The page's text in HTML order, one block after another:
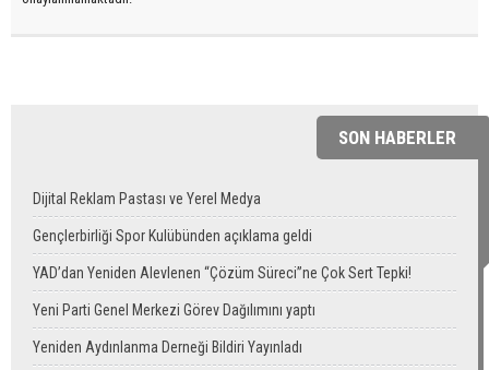
SON HABERLER
Dijital Reklam Pastası ve Yerel Medya
Gençlerbirliği Spor Kulübünden açıklama geldi
YAD’dan Yeniden Alevlenen “Çözüm Süreci”ne Çok Sert Tepki!
Yeni Parti Genel Merkezi Görev Dağılımını yaptı
Yeniden Aydınlanma Derneği Bildiri Yayınladı